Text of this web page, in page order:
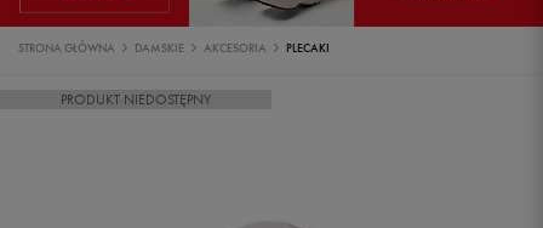
STRONA GŁÓWNA DAMSKIE AKCESORIA PLECAKI
PRODUKT NIEDOSTĘPNY